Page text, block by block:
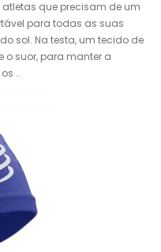
atletas que precisam de um
para todas as suas
sol. Na testa, um tecido de
suor, para manter a
..